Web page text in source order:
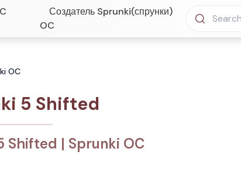
Создатель Sprunki(спрунки)
OC
OC
5 Shifted
Shifted | Sprunki OC